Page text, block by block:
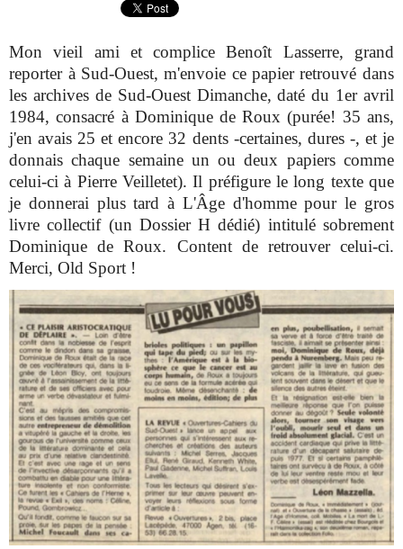
Mon vieil ami et complice Benoît Lasserre, grand
reporter à Sud-Ouest, m'envoie ce papier retrouvé dans
les archives de Sud-Ouest Dimanche, daté du 1er avril
1984, consacré à Dominique de Roux (purée! 35 ans,
j'en avais 25 et encore 32 dents -certaines, dures -, et je
donnais chaque semaine un ou deux papiers comme
celui-ci à Pierre Veilletet). Il préfigure le long texte que
je donnerai plus tard à L'Âge d'homme pour le gros
livre collectif (un Dossier H dédié) intitulé sobrement
Dominique de Roux. Content de retrouver celui-ci.
Merci, Old Sport !